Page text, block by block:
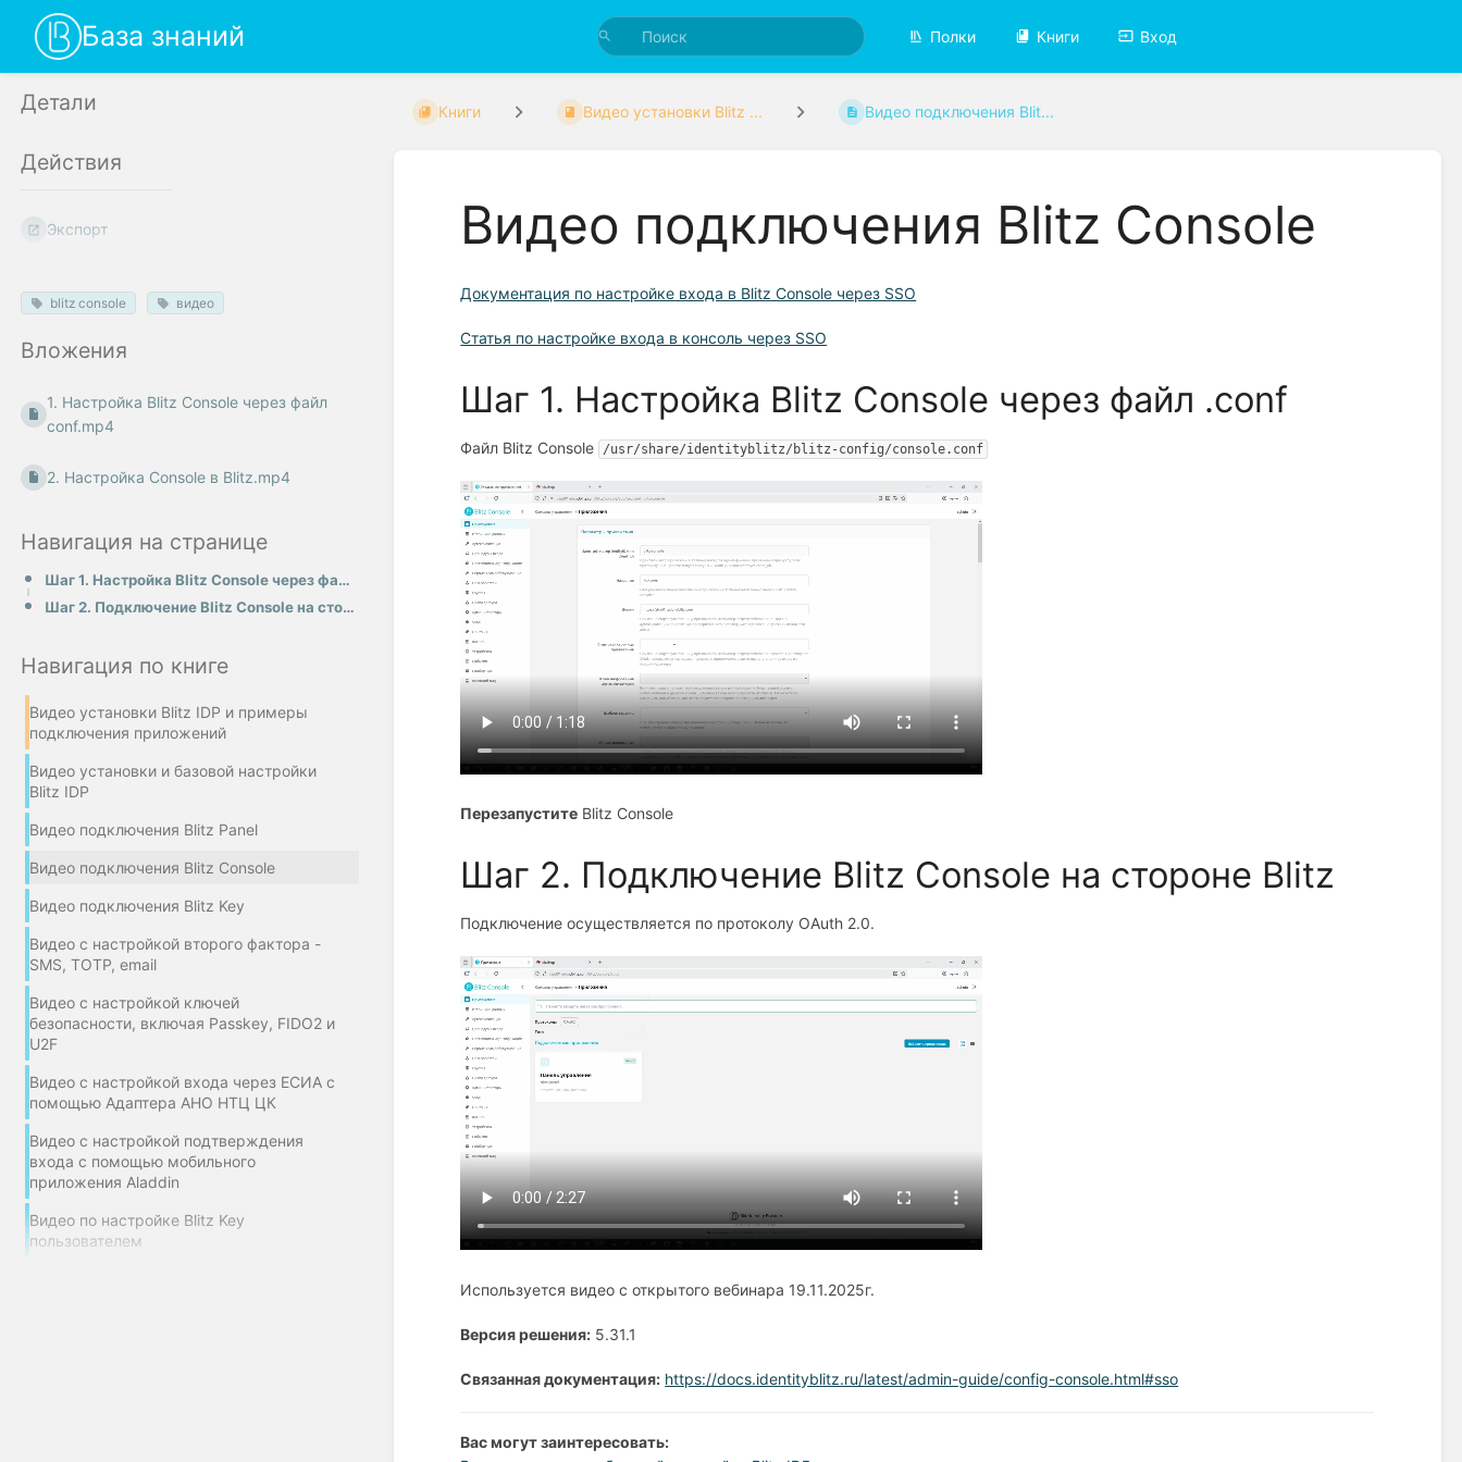
База знаний Полки Книги Вход
Детали
Действия
Экспорт
blitz console видео
Вложения
1. Настройка Blitz Console через файл
conf.mp4
2. Настройка Console в Blitz.mp4
Навигация на странице
Шаг 1. Настройка Blitz Console через файл .conf
Шаг 2. Подключение Blitz Console на стороне Blitz
Навигация по книге
Видео установки Blitz IDP и примеры
подключения приложений
Видео установки и базовой настройки
Blitz IDP
Видео подключения Blitz Panel
Видео подключения Blitz Console
Видео подключения Blitz Key
Видео с настройкой второго фактора -
SMS, TOTP, email
Видео с настройкой ключей
безопасности, включая Passkey, FIDO2 и
U2F
Видео с настройкой входа через ЕСИА с
помощью Адаптера АНО НТЦ ЦК
Видео с настройкой подтверждения
входа с помощью мобильного
приложения Aladdin
Видео по настройке Blitz Key
пользователем
Книги Видео установки Blitz ... Видео подключения Blit...
Видео подключения Blitz Console
Документация по настройке входа в Blitz Console через SSO
Статья по настройке входа в консоль через SSO
Шаг 1. Настройка Blitz Console через файл .conf
Файл Blitz Console /usr/share/identityblitz/blitz-config/console.conf
Перезапустите Blitz Console
Шаг 2. Подключение Blitz Console на стороне Blitz
Подключение осуществляется по протоколу OAuth 2.0.
Используется видео с открытого вебинара 19.11.2025г.
Версия решения: 5.31.1
Связанная документация: https://docs.identityblitz.ru/latest/admin-guide/config-console.html#sso
Вас могут заинтересовать: